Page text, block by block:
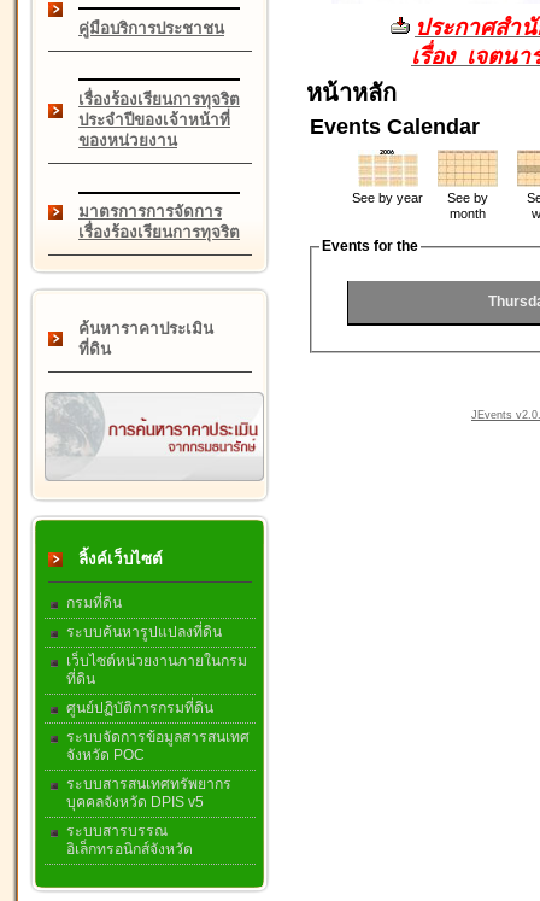
คู่มือบริการประชาชน
เรื่องร้องเรียนการทุจริต
ประจำปีของเจ้าหน้าที่
ของหน่วยงาน
มาตรการการจัดการ
เรื่องร้องเรียนการทุจริต
ค้นหาราคาประเมิน
ที่ดิน
ลิ้งค์เว็บไซต์
กรมที่ดิน
ระบบค้นหารูปแปลงที่ดิน
เว็บไซต์หน่วยงานภายในกรม
ที่ดิน
ศูนย์ปฏิบัติการกรมที่ดิน
ระบบจัดการข้อมูลสารสนเทศ
จังหวัด POC
ระบบสารสนเทศทรัพยากร
บุคคลจังหวัด DPIS v5
ระบบสารบรรณ
อิเล็กทรอนิกส์จังหวัด
ประกาศสำ
เรื่อง เจตน
หน้าหลัก
Events Calendar
See by year
See by
month
Events for the
JEvents